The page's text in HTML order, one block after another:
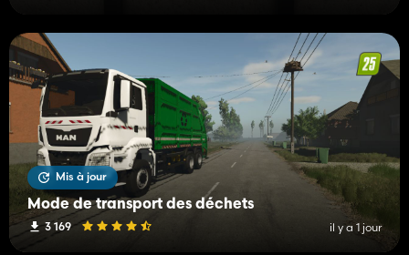
Mis à jour
Mode de transport des déchets
3 169 il y a 1 jour